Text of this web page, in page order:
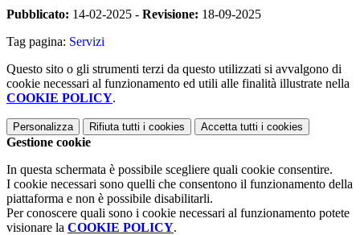
Pubblicato: 14-02-2025 - Revisione: 18-09-2025
Tag pagina: Servizi
Questo sito o gli strumenti terzi da questo utilizzati si avvalgono di
cookie necessari al funzionamento ed utili alle finalità illustrate nella
COOKIE POLICY.
Personalizza Rifiuta tutti i cookies Accetta tutti i cookies
Gestione cookie
In questa schermata è possibile scegliere quali cookie consentire.
I cookie necessari sono quelli che consentono il funzionamento della
piattaforma e non è possibile disabilitarli.
Per conoscere quali sono i cookie necessari al funzionamento potete
visionare la COOKIE POLICY.